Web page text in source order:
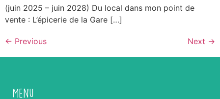
(juin 2025 – juin 2028) Du local dans mon point de
vente : L’épicerie de la Gare […]
← Previous Next →
Menu